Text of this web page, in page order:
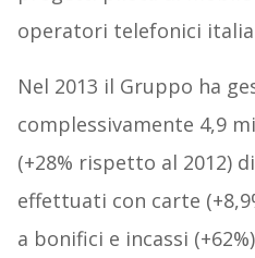
operatori telefonici
Nel 2013 il Gruppo ha
complessivamente 4,9
(+28% rispetto al 2012)
effettuati con carte
a bonifici e incassi